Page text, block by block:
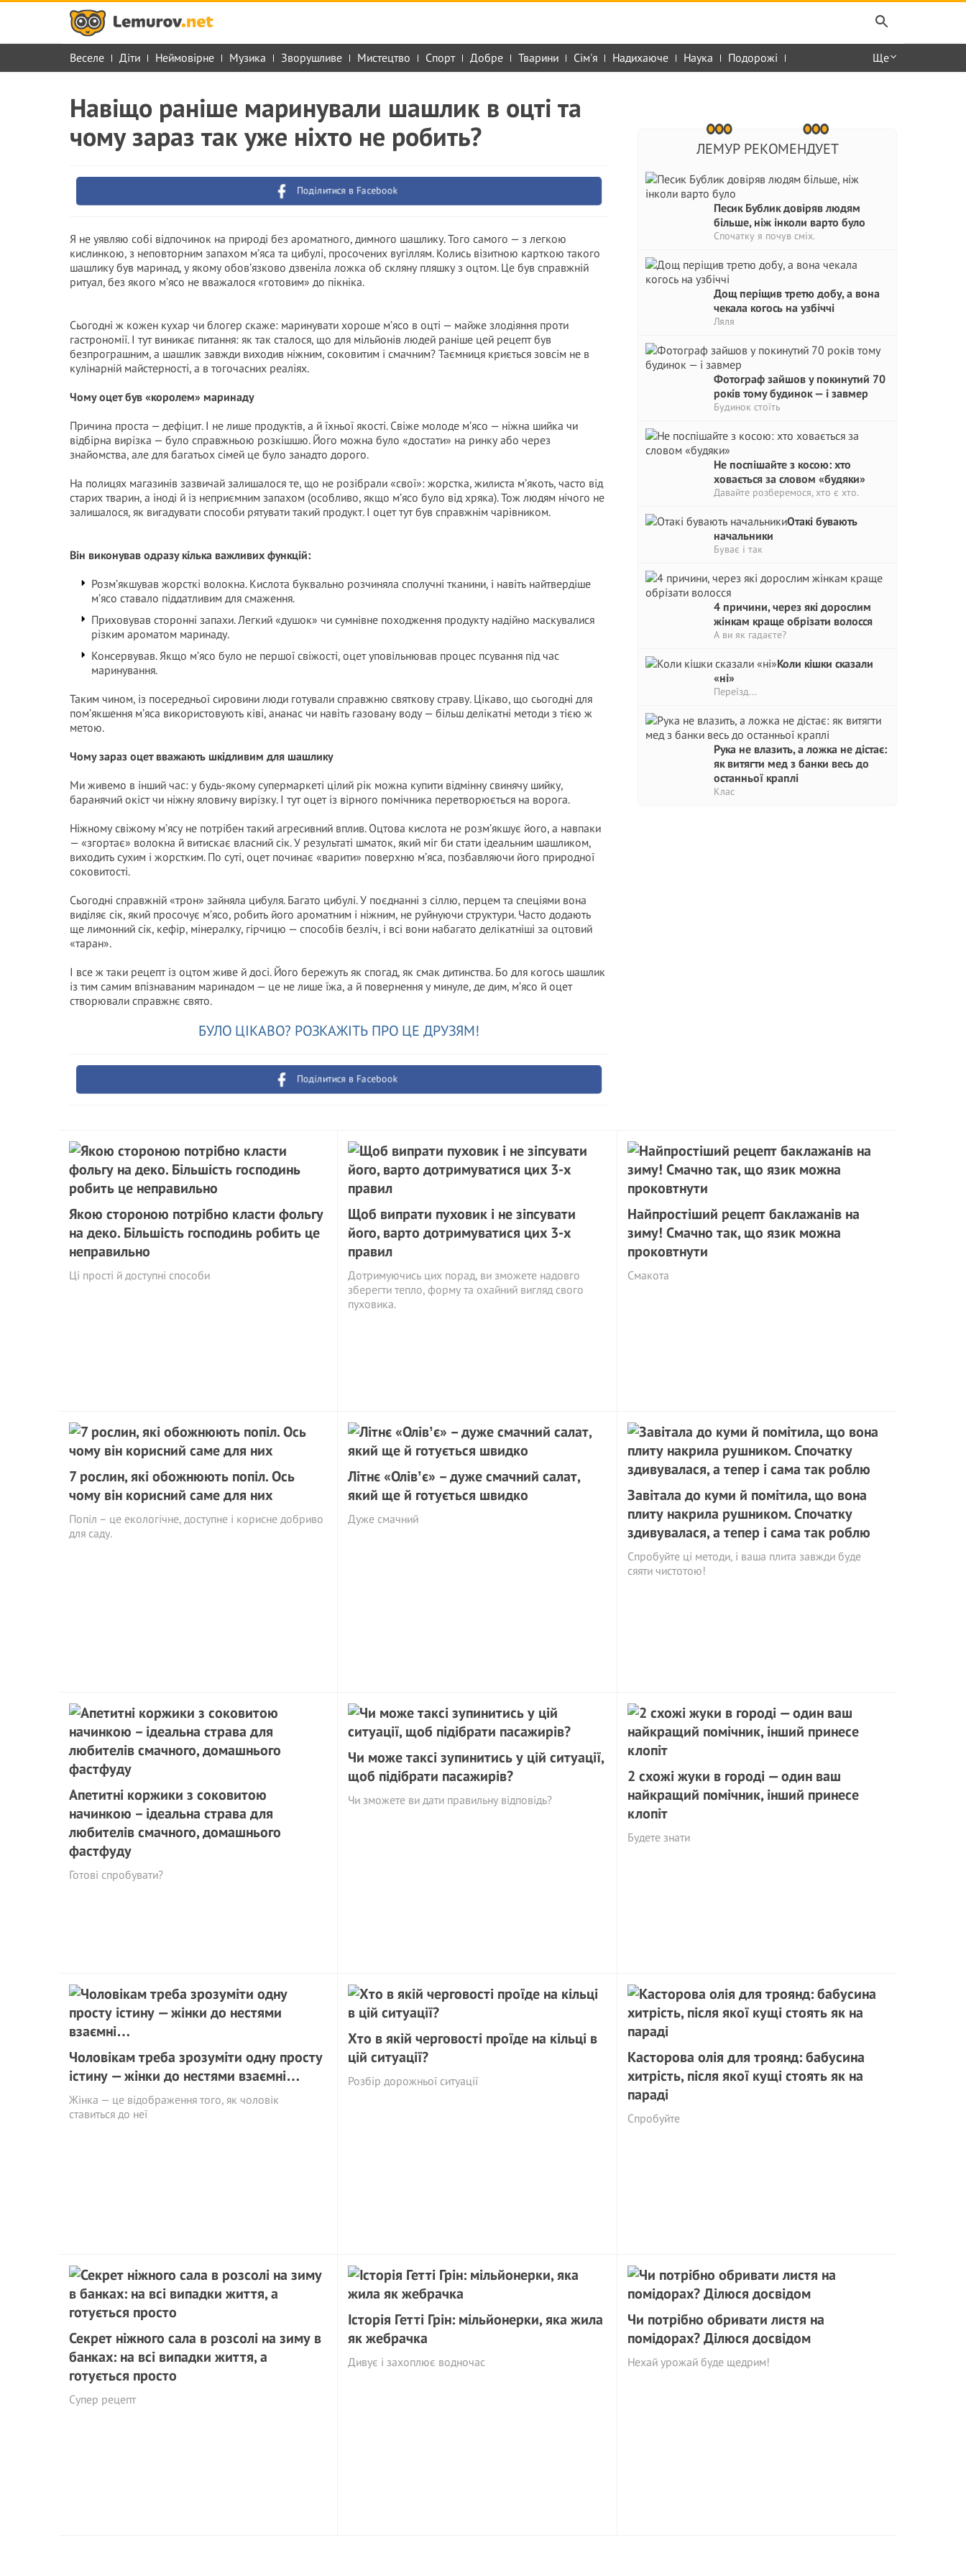
Веселе Діти Неймовірне Музика Зворушливе Мистецтво Спорт Добре Тварини Сім'я Надихаюче Наука Подорожі Ще
ЛЕМУР РЕКОМЕНДУЕТ
Песик Бублик довіряв людям
більше, ніж інколи варто було
Спочатку я почув сміх.
Дощ періщив третю добу, а вона
чекала когось на узбіччі
Ляля
Фотограф зайшов у покинутий 70
років тому будинок — і завмер
Будинок стоїть
Не поспішайте з косою: хто
ховається за словом «будяки»
Давайте розберемося, хто є хто.
Отакі бувають
начальники
Буває і так
4 причини, через які дорослим
жінкам краще обрізати волосся
А ви як гадаєте?
Коли кішки сказали
«ні»
Переїзд...
Рука не влазить, а ложка не дістає:
як витягти мед з банки весь до
останньої краплі
Клас
Навіщо раніше маринували шашлик в оцті та
чому зараз так уже ніхто не робить?
Поділитися в Facebook
Я не уявляю собі відпочинок на природі без ароматного, димного шашлику. Того самого — з легкою
кислинкою, з неповторним запахом м’яса та цибулі, просочених вугіллям. Колись візитною карткою такого
шашлику був маринад, у якому обов’язково дзвеніла ложка об скляну пляшку з оцтом. Це був справжній
ритуал, без якого м’ясо не вважалося «готовим» до пікніка.
Сьогодні ж кожен кухар чи блогер скаже: маринувати хороше м’ясо в оцті — майже злoдiяння проти
гастрономії. І тут виникає питання: як так сталося, що для мільйонів людей раніше цей рецепт був
безпрограшним, а шашлик завжди виходив ніжним, соковитим і смачним? Таємниця криється зовсім не в
кулінарній майстерності, а в тогочасних реаліях.
Чому оцет був «королем» маринаду
Причина проста — дефіцит. І не лише продуктів, а й їхньої якості. Свіже молоде м’ясо — ніжна шийка чи
відбірна вирізка — було справжньою розкішшю. Його можна було «достати» на ринку або через
знайомства, але для багатьох сімей це було занадто дорого.
На полицях магазинів зазвичай залишалося те, що не розібрали «свої»: жорстка, жилиста м’якоть, часто від
старих тварин, а іноді й із неприємним запахом (особливо, якщо м’ясо було від хряка). Тож людям нічого не
залишалося, як вигадувати способи рятувати такий продукт. І оцет тут був справжнім чарівником.
Він виконував одразу кілька важливих функцій:
Розм’якшував жорсткі волокна. Кислота буквально розчиняла сполучні тканини, і навіть найтвердіше
м’ясо ставало піддатливим для смаження.
Приховував сторонні запахи. Легкий «душок» чи сумнівне походження продукту надійно маскувалися
різким ароматом маринаду.
Консервував. Якщо м’ясо було не першої свіжості, оцет уповільнював процес псування під час
маринування.
Таким чином, із посередньої сировини люди готували справжню святкову страву. Цікаво, що сьогодні для
пом’якшення м’яса використовують ківі, ананас чи навіть газовану воду — більш делікатні методи з тією ж
метою.
Чому зараз оцет вважають шкідливим для шашлику
Ми живемо в інший час: у будь-якому супермаркеті цілий рік можна купити відмінну свинячу шийку,
баранячий окіст чи ніжну яловичу вирізку. І тут оцет із вірного помічника перетворюється на ворога.
Ніжному свіжому м’ясу не потрібен такий агресивний вплив. Оцтова кислота не розм’якшує його, а навпаки
— «згортає» волокна й витискає власний сік. У результаті шматок, який міг би стати ідеальним шашликом,
виходить сухим і жорстким. По суті, оцет починає «варити» поверхню м’яса, позбавляючи його природної
соковитості.
Сьогодні справжній «трон» зайняла цибуля. Багато цибулі. У поєднанні з сіллю, перцем та спеціями вона
виділяє сік, який просочує м’ясо, робить його ароматним і ніжним, не руйнуючи структури. Часто додають
ще лимонний сік, кефір, мінералку, гірчицю — способів безліч, і всі вони набагато делікатніші за оцтовий
«таран».
І все ж таки рецепт із оцтом живе й досі. Його бережуть як спогад, як смак дитинства. Бо для когось шашлик
із тим самим впізнаваним маринадом — це не лише їжа, а й повернення у минуле, де дим, м’ясо й оцет
створювали справжнє свято.
БУЛО ЦІКАВО? РОЗКАЖІТЬ ПРО ЦЕ ДРУЗЯМ!
Поділитися в Facebook
Якою стороною потрібно класти фольгу
на деко. Більшість господинь робить це
неправильно
Ці прості й доступні способи
Щоб випрати пуховик і не зіпсувати
його, варто дотримуватися цих 3-х
правил
Дотримуючись цих порад, ви зможете надовго
зберегти тепло, форму та охайний вигляд свого
пуховика.
Найпростіший рецепт баклажанів на
зиму! Смачно так, що язик можна
проковтнути
Смакота
7 рослин, які обожнюють попіл. Ось
чому він корисний саме для них
Попіл – це екологічне, доступне і корисне добриво
для саду.
Літнє «Олівʼє» – дуже смачний салат,
який ще й готується швидко
Дуже смачний
Завітала до куми й помітила, що вона
плиту накрила рушником. Спочатку
здивувалася, а тепер і сама так роблю
Спробуйте ці методи, і ваша плита завжди буде
сяяти чистотою!
Апетитні коржики з соковитою
начинкою – ідеальна страва для
любителів смачного, домашнього
фастфуду
Готові спробувати?
Чи може таксі зупинитись у цій ситуації,
щоб підібрати пасажирів?
Чи зможете ви дати правильну відповідь?
2 схожі жуки в городі — один ваш
найкращий помічник, інший принесе
клопіт
Будете знати
Чоловікам треба зрозуміти одну просту
істину — жінки до нестями взаємні…
Жінка — це відображення того, як чоловік
ставиться до неї
Хто в якій черговості проїде на кільці в
цій ситуації?
Розбір дорожньої ситуації
Касторова олія для троянд: бабусина
хитрість, після якої кущі стоять як на
параді
Спробуйте
Секрет ніжного сала в розсолі на зиму в
банках: на всі випадки життя, а
готується просто
Супер рецепт
Історія Гетті Грін: мільйонерки, яка жила
як жебрачка
Дивує і захоплює водночас
Чи потрібно обривати листя на
помідорах? Ділюся досвідом
Нехай урожай буде щедрим!